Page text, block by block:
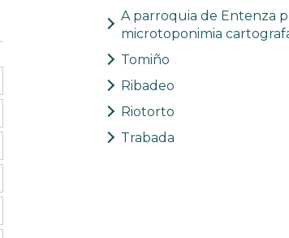
A parroquia de Entenza
microtoponimia
Tomiño
Ribadeo
Riotorto
Trabada